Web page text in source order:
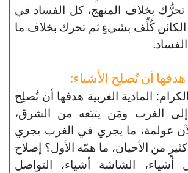
تحرُّك بخلاف المنهج، كل الفساد في
كُلِّف بشيءٍ ثم تحرك بخلاف ما
هدفها أن تُصلِح الأشياء:
المادية الغربية هدفها أن تُصلِح
إلى الغرب ومَن يتبَعه من الشرق،
عولمة، ما يجري في الغرب يجري
من الأحيان، ما همّه الأول؟ إصلاح
أشياء، الشاشة أشياء، التواصل